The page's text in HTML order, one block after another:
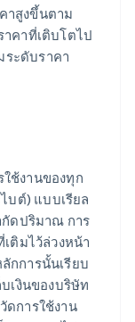
าสูงขึ้นตาม
าคาที่เติบโตไป
ะดับราคา
ช้งานของทุก
บต์) แบบเรียล
กัดปริมาณ การ
ติมไว้ล่วงหน้า
กการนั้นเรียบ
เงินของบริษัท
ดการใช้งาน